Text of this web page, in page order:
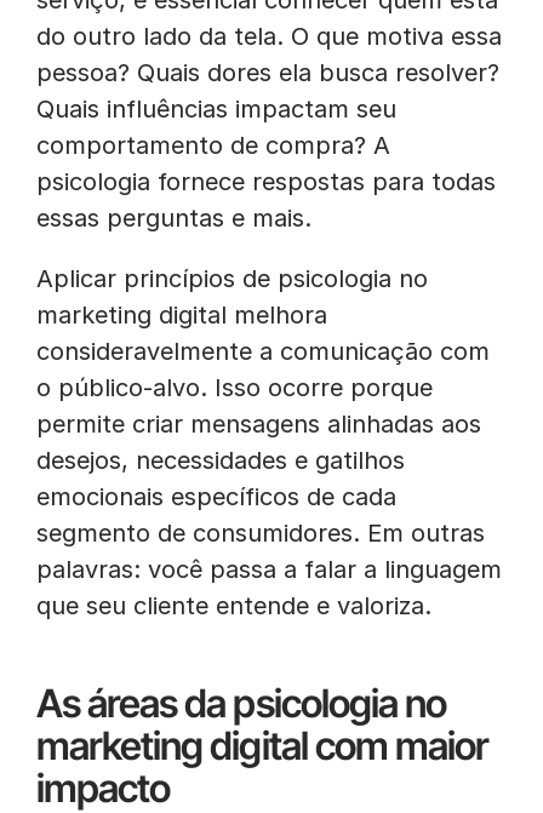
do outro lado da tela. O que motiva essa
pessoa? Quais dores ela busca resolver?
Quais influências impactam seu
comportamento de compra? A
psicologia fornece respostas para todas
essas perguntas e mais.
Aplicar princípios de psicologia no
marketing digital melhora
consideravelmente a comunicação com
o público-alvo. Isso ocorre porque
permite criar mensagens alinhadas aos
desejos, necessidades e gatilhos
emocionais específicos de cada
segmento de consumidores. Em outras
palavras: você passa a falar a linguagem
que seu cliente entende e valoriza.
As áreas da psicologia no
marketing digital com maior
impacto